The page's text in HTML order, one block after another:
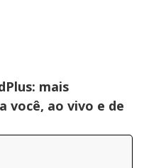
mais
você, ao vivo e de